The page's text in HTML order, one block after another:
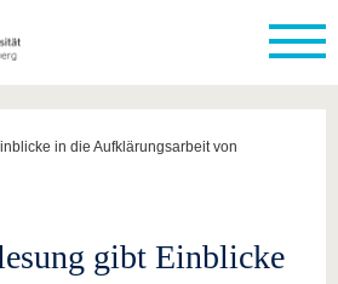
in die Aufklärungsarbeit von
gibt Einblicke